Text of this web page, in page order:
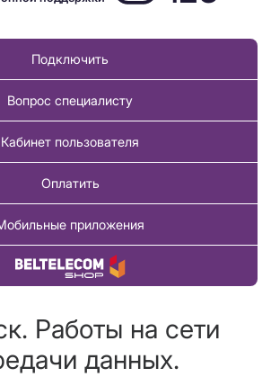
Подключить
Вопрос специалисту
Кабинет пользователя
Оплатить
приложения
Купить товар
Работы на сети
данных.